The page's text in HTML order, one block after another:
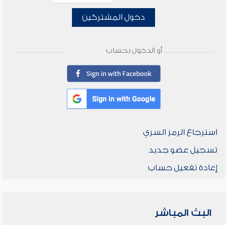
دخول المشتركين
أو الدخول بحساب
استرجاع الرمز السري
تسجيل عضو جديد
إعادة تفعيل حساب
البث المباشر